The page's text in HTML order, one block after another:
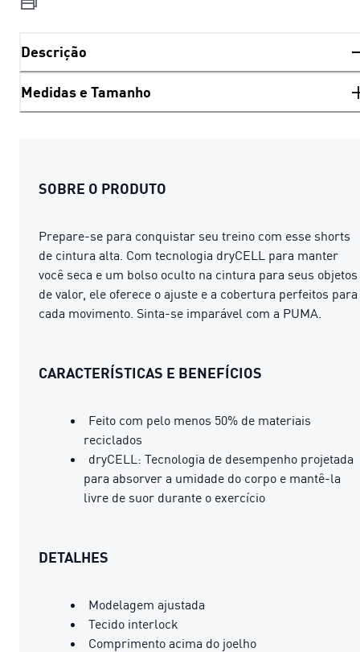
Descrição
Medidas e Tamanho
SOBRE O PRODUTO
Prepare-se para conquistar seu treino com esse shorts
de cintura alta. Com tecnologia dryCELL para manter
você seca e um bolso oculto na cintura para seus objetos
de valor, ele oferece o ajuste e a cobertura perfeitos para
cada movimento. Sinta-se imparável com a PUMA.
CARACTERÍSTICAS E BENEFÍCIOS
Feito com pelo menos 50% de materiais
reciclados
dryCELL: Tecnologia de desempenho projetada
para absorver a umidade do corpo e mantê-la
livre de suor durante o exercício
DETALHES
Modelagem ajustada
Tecido interlock
Comprimento acima do joelho